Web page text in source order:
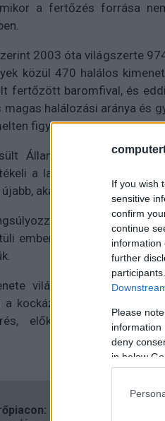
If you wish
sensitive
confirm
continue
information
further
Please
information
deny
in below
a fertőzés forrása
2003 óta világszerte
közül 470 halálos
fertőzött baromfival, és
magas halálozási aránya és
figyelik evolúcióját.
Államok Járványügyi
a lakossági
akár a Covid-19-nél is
nem szabad
emberi terjedést - a
világos: a
kockázat valós. A
előkészületek és
Így formálják a